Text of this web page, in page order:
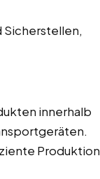
Sicherstellen,
innerhalb
Produktion